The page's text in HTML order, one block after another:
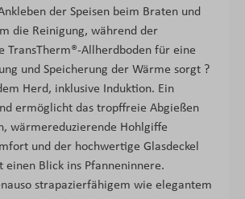
der Speisen beim Braten und
die Reinigung, während der
TransTherm®-Allherdboden für eine
und Speicherung der Wärme sorgt ?
Herd, inklusive Induktion. Ein
ermöglicht das tropffreie Abgießen
wärmereduzierende Hohlgiffe
und der hochwertige Glasdeckel
Blick ins Pfanneninnere.
strapazierfähigem wie elegantem